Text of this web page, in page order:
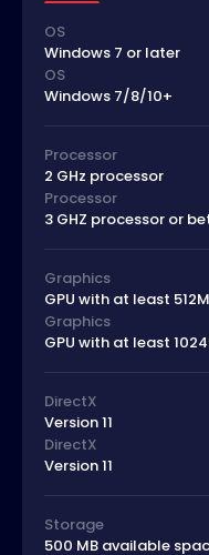
OS
Windows 7 or later
OS
Windows 7/8/10+
Processor
2 GHz processor
Processor
3 GHZ processor or
Graphics
GPU with at least
Graphics
GPU with at least
DirectX
Version 11
DirectX
Version 11
Storage
500 MB available